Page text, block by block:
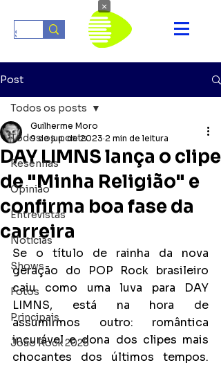
Post
Todos os posts
Resenhas
Opinião
Entrevistas
Notícias
Shows
Fotos
Principais
João Rock 2025
Todos os posts
DAY LIMNS lança o clipe
de "Minha Religião" e
confirma boa fase da
carreira
Guilherme Moro
9 de jun. de 2023 2 min de leitura
Se o título de rainha da nova
geração do POP Rock brasileiro
caiu como uma luva para DAY
LIMNS, está na hora de
assumirmos outro: romântica
incurável e dona dos clipes mais
chocantes dos últimos tempos.
×